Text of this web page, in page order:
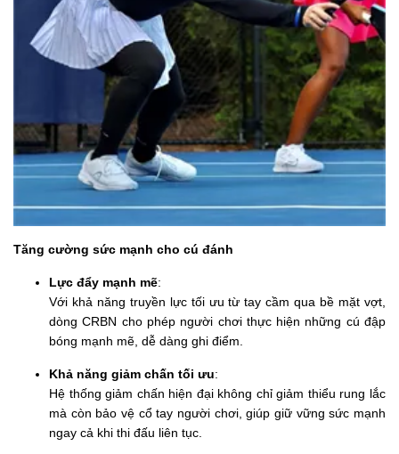
Tăng cường sức mạnh cho cú đánh
Lực đẩy mạnh mẽ:
Với khả năng truyền lực tối ưu từ tay cầm qua bề mặt vợt,
dòng CRBN cho phép người chơi thực hiện những cú đập
bóng mạnh mẽ, dễ dàng ghi điểm.
Khả năng giảm chấn tối ưu:
Hệ thống giảm chấn hiện đại không chỉ giảm thiểu rung lắc
mà còn bảo vệ cổ tay người chơi, giúp giữ vững sức mạnh
ngay cả khi thi đấu liên tục.